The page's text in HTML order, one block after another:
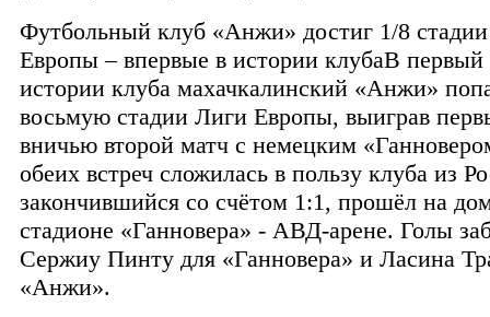
Футбольный клуб «Анжи» достиг 1/8
Европы – впервые в истории клубаВ первый
истории клуба махачкалинский «Анжи»
восьмую стадии Лиги Европы, выиграв
вничью второй матч с немецким
обеих встреч сложилась в пользу клуба из
закончившийся со счётом 1:1, прошёл на
стадионе «Ганновера» - АВД-арене. Голы
Сержиу Пинту для «Ганновера» и Ласина
«Анжи».